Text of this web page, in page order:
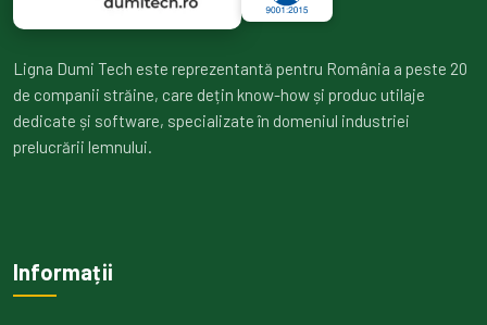
Ligna Dumi Tech este reprezentantă pentru România a peste 20
de companii străine, care dețin know-how și produc utilaje
dedicate și software, specializate în domeniul industriei
prelucrării lemnului.
Informații